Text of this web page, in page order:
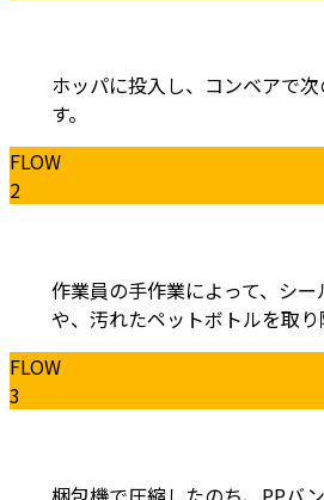
ホッパに投入し、コンベアで
す。
FLOW
2
作業員の手作業によって、シ
や、汚れたペットボトルを取り
FLOW
3